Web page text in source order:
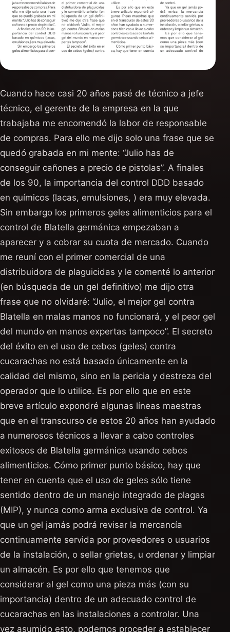
Cuando hace casi 20 años pasé de técnico a jefe
técnico, el gerente de la empresa en la que
trabajaba me encomendó la labor de responsable
de compras. Para ello me dijo solo una frase que se
quedó grabada en mi mente: “Julio has de
conseguir cañones a precio de pistolas”. A finales
de los 90, la importancia del control DDD basado
en químicos (lacas, emulsiones, ) era muy elevada.
Sin embargo los primeros geles alimenticios para el
control de Blatella germánica empezaban a
aparecer y a cobrar su cuota de mercado. Cuando
me reuní con el primer comercial de una
distribuidora de plaguicidas y le comenté lo anterior
(en búsqueda de un gel definitivo) me dijo otra
frase que no olvidaré: “Julio, el mejor gel contra
Blatella en malas manos no funcionará, y el peor gel
del mundo en manos expertas tampoco”. El secreto
del éxito en el uso de cebos (geles) contra
cucarachas no está basado únicamente en la
calidad del mismo, sino en la pericia y destreza del
operador que lo utilice. Es por ello que en este
breve artículo expondré algunas líneas maestras
que en el transcurso de estos 20 años han ayudado
a numerosos técnicos a llevar a cabo controles
exitosos de Blatella germánica usando cebos
alimenticios. Cómo primer punto básico, hay que
tener en cuenta que el uso de geles sólo tiene
sentido dentro de un manejo integrado de plagas
(MIP), y nunca como arma exclusiva de control. Ya
que un gel jamás podrá revisar la mercancía
continuamente servida por proveedores o usuarios
de la instalación, o sellar grietas, u ordenar y limpiar
un almacén. Es por ello que tenemos que
considerar al gel como una pieza más (con su
importancia) dentro de un adecuado control de
cucarachas en las instalaciones a controlar. Una
vez asumido esto, podemos proceder a establecer